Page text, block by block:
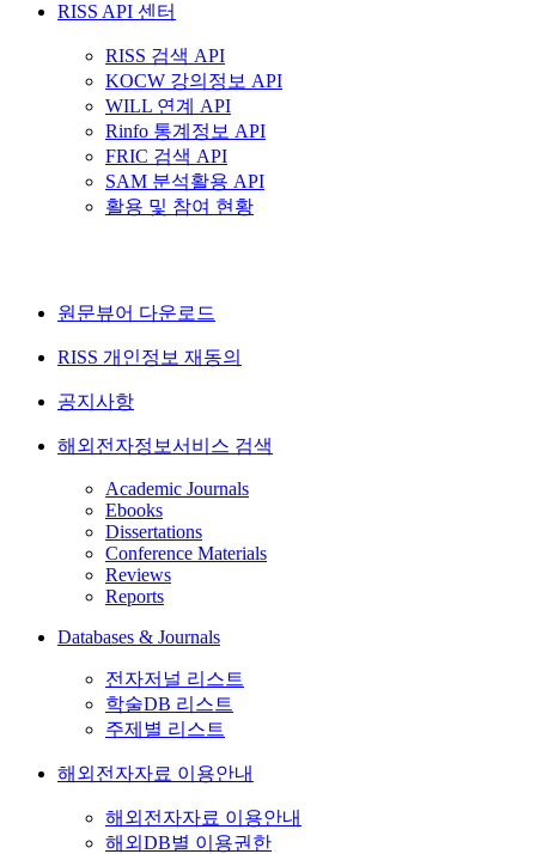
RISS API 센터
RISS 검색 API
KOCW 강의정보 API
WILL 연계 API
Rinfo 통계정보 API
FRIC 검색 API
SAM 분석활용 API
활용 및 참여 현황
원문뷰어 다운로드
RISS 개인정보 재동의
공지사항
해외전자정보서비스 검색
Academic Journals
Ebooks
Dissertations
Conference Materials
Reviews
Reports
Databases & Journals
전자저널 리스트
학술DB 리스트
주제별 리스트
해외전자자료 이용안내
해외전자자료 이용안내
해외DB별 이용권한